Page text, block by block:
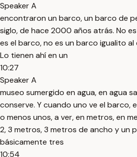
Speaker A
encontraron un barco, un barco de
siglo, de hace 2000 años atrás. No
es el barco, no es un barco igualito al
Lo tienen ahí en un
10:27
Speaker A
museo sumergido en agua, en agua
conserve. Y cuando uno ve el barco,
o menos unos, a ver, en metros, en
2, 3 metros, 3 metros de ancho y un
básicamente tres
10:54